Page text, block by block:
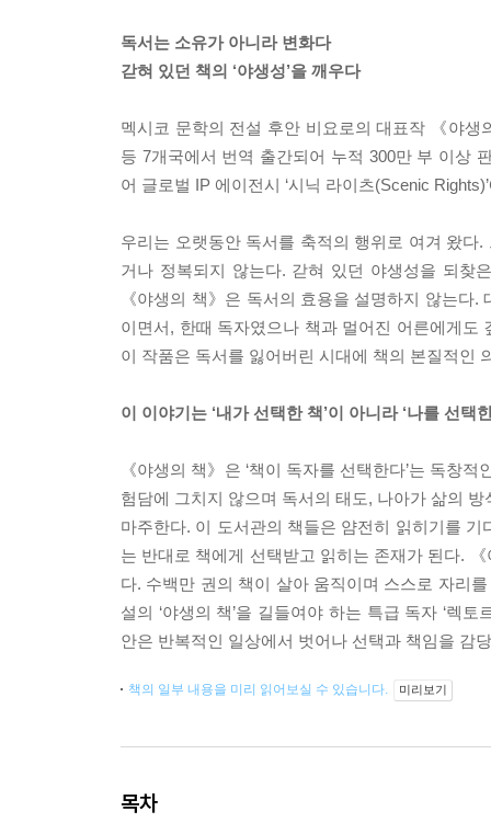
독서는 소유가 아니라 변화다
갇혀 있던 책의 ‘야생성’을 깨우다
멕시코 문학의 전설 후안 비요로의 대표작 《야
등 7개국에서 번역 출간되어 누적 300만 부 이상
어 글로벌 IP 에이전시 ‘시닉 라이츠(Scenic
우리는 오랫동안 독서를 축적의 행위로 여겨 왔
거나 정복되지 않는다. 갇혀 있던 야생성을 되찾
《야생의 책》은 독서의 효용을 설명하지 않는다
이면서, 한때 독자였으나 책과 멀어진 어른에게
이 작품은 독서를 잃어버린 시대에 책의 본질적인
이 이야기는 ‘내가 선택한 책’이 아니라 ‘나를 선택
《야생의 책》은 ‘책이 독자를 선택한다’는 독창
험담에 그치지 않으며 독서의 태도, 나아가 삶의
마주한다. 이 도서관의 책들은 얌전히 읽히기를
는 반대로 책에게 선택받고 읽히는 존재가 된다.
다. 수백만 권의 책이 살아 움직이며 스스로 자리
설의 ‘야생의 책’을 길들여야 하는 특급 독자 ‘렉
안은 반복적인 일상에서 벗어나 선택과 책임을 감
책의 일부 내용을 미리 읽어보실 수 있습니다. 미리보기
목차